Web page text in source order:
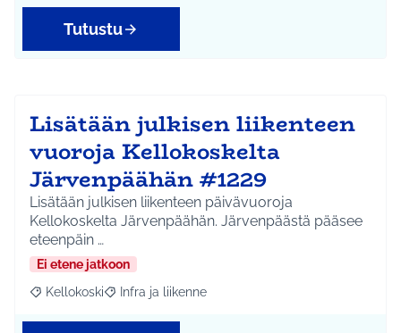
Tutustu
Lisätään julkisen liikenteen
vuoroja Kellokoskelta
Järvenpäähän #1229
Lisätään julkisen liikenteen päivävuoroja
Kellokoskelta Järvenpäähän. Järvenpäästä pääsee
eteenpäin …
Ei etene jatkoon
Rajaa tulokset aihepiirin mukaan: Kellokoski
Kellokoski Rajaa tulokset teeman mukaan: Infra ja liikenne
Infra ja liikenne